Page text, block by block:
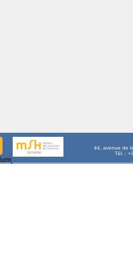
44, avenue de
Tél. :